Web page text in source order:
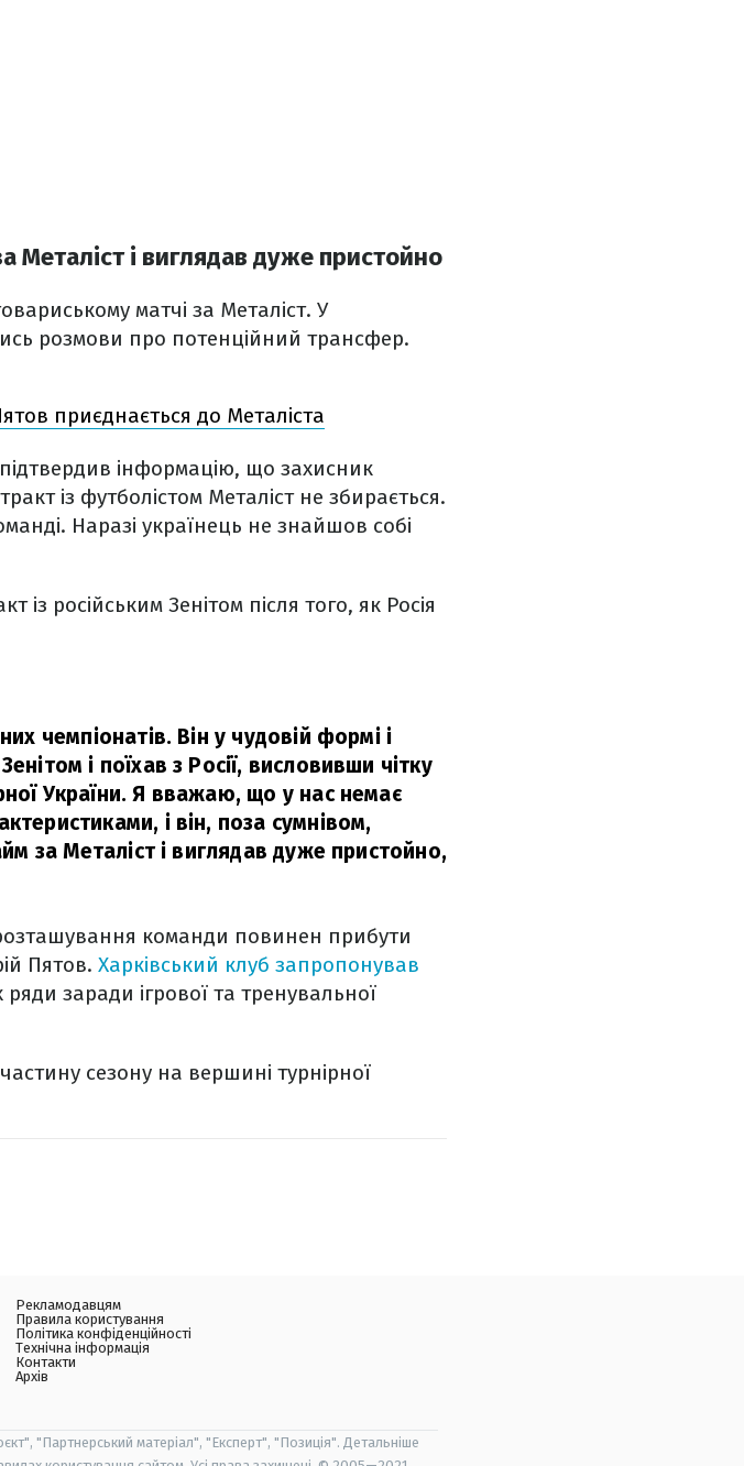
Металіст і виглядав дуже пристойно
матчі за Металіст. У
розмови про потенційний трансфер.
приєднається до Металіста
інформацію, що захисник
із футболістом Металіст не збирається.
Наразі українець не знайшов собі
російським Зенітом після того, як Росія
чемпіонатів. Він у чудовій формі і
і поїхав з Росії, висловивши чітку
України. Я вважаю, що у нас немає
і він, поза сумнівом,
за Металіст і виглядав дуже пристойно,
команди повинен прибути
Пятов. Харківський клуб запропонував
заради ігрової та тренувальної
сезону на вершині турнірної
Рекламодавцям
Правила користування
Політика конфіденційності
Технічна інформація
Контакти
Архів
"Партнерський матеріал", "Експерт", "Позиція". Детальніше